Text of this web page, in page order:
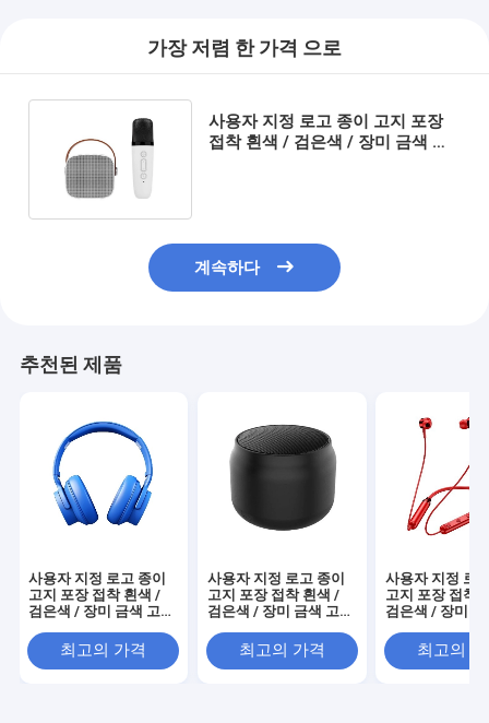
가장 저렴 한 가격 으로
사용자 지정 로고 종이 고지 포장
접착 흰색 / 검은색 / 장미 금색 고
계속하다
추천된 제품
사용자 지정 로고 종이
고지 포장 접착 흰색 /
검은색 / 장미 금색 고급
쇄
최고의 가격
사용자 지정 로고 종이
고지 포장 접착 흰색 /
검은색 / 장미 금색 고급
쇄
최고의 가격
사용자 지정 로
고지 포장 접착
검은색 / 장미
쇄
최고의